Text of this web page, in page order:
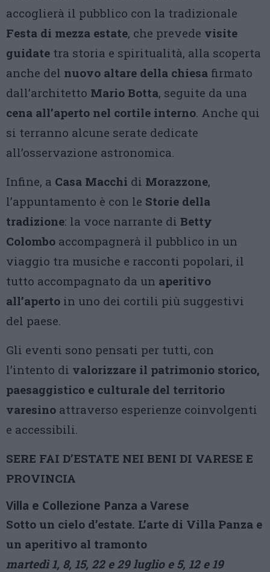
accoglierà il pubblico con la tradizionale
Festa di mezza estate, che prevede visite
guidate tra storia e spiritualità, alla scoperta
anche del nuovo altare della chiesa firmato
dall’architetto Mario Botta, seguite da una
cena all’aperto nel cortile interno. Anche qui
si terranno alcune serate dedicate
all’osservazione astronomica.
Infine, a Casa Macchi di Morazzone,
l’appuntamento è con le Storie della
tradizione: la voce narrante di Betty
Colombo accompagnerà il pubblico in un
viaggio tra musiche e racconti popolari, il
tutto accompagnato da un aperitivo
all’aperto in uno dei cortili più suggestivi
del paese.
Gli eventi sono pensati per tutti, con
l’intento di valorizzare il patrimonio storico,
paesaggistico e culturale del territorio
varesino attraverso esperienze coinvolgenti
e accessibili.
SERE FAI D’ESTATE NEI BENI DI VARESE E
PROVINCIA
Villa e Collezione Panza a Varese
Sotto un cielo d’estate. L’arte di Villa Panza e
un aperitivo al tramonto
martedì 1, 8, 15, 22 e 29 luglio e 5, 12 e 19